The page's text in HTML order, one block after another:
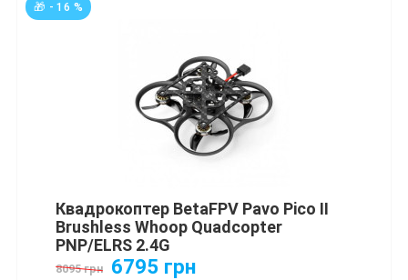
🎁 - 16 %
Квадрокоптер BetaFPV Pavo Pico II
Brushless Whoop Quadcopter
PNP/ELRS 2.4G
8095 грн 6795 грн